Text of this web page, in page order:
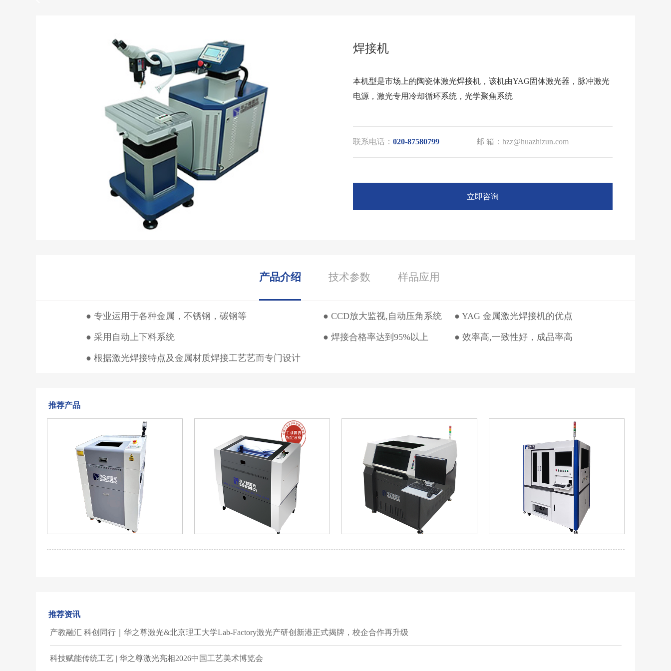
焊接机
本机型是市场上的陶瓷体激光焊接机，该机由YAG固体激光器，脉冲激光
电源，激光专用冷却循环系统，光学聚焦系统
联系电话： 020-87580799 邮 箱：hzz@huazhizun.com
立即咨询
产品介绍 技术参数 样品应用
● 专业运用于各种金属，不锈钢，碳钢等 ● CCD放大监视,自动压角系统 ● YAG 金属激光焊接机的优点
● 采用自动上下料系统 ● 焊接合格率达到95%以上 ● 效率高,一致性好，成品率高
● 根据激光焊接特点及金属材质焊接工艺艺而专门设计
推荐产品
先行者HZZ-V200B+
推荐资讯
产教融汇 科创同行｜华之尊激光&北京理工大学Lab-Factory激光产研创新港正式揭牌，校企合作再升级
科技赋能传统工艺 | 华之尊激光亮相2026中国工艺美术博览会